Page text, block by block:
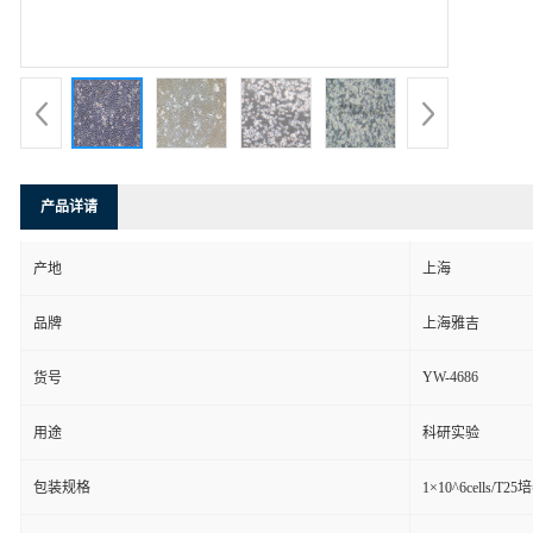
产品详请
产地 上海
品牌 上海雅吉
货号 YW-4686
用途 科研实验
包装规格 1×10^6cells/T25